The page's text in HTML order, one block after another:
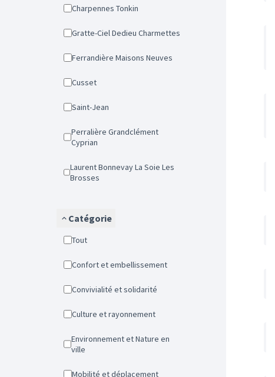
Charpennes Tonkin
Gratte-Ciel Dedieu Charmettes
Ferrandière Maisons Neuves
Cusset
Saint-Jean
Perralière Grandclément
Cyprian
Laurent Bonnevay La Soie Les
Brosses
Catégorie
Tout
Confort et embellissement
Convivialité et solidarité
Culture et rayonnement
Environnement et Nature en
ville
Mobilité et déplacement